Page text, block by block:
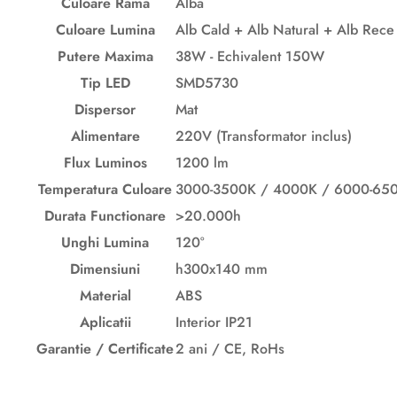
Culoare Lumina
Alb Cald + Alb Natural + Alb Rece
Putere Maxima
38W - Echivalent 150W
Tip LED
SMD5730
Dispersor
Mat
Alimentare
220V (Transformator inclus)
Flux Luminos
1200 lm
Temperatura Culoare 3000-3500K / 4000K / 6000-
Durata Functionare >20.000h
Unghi Lumina
120°
Dimensiuni
h300x140 mm
Material
ABS
Aplicatii
Interior IP21
Garantie / Certificate2 ani / CE, RoHs